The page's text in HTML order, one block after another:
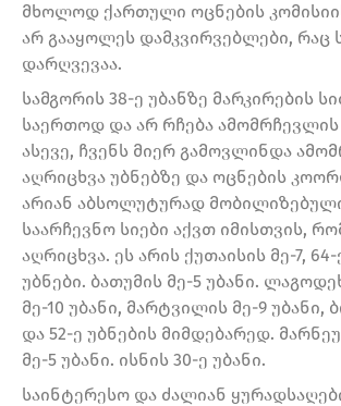
მხოლოდ ქართული ოცნების
არ გააყოლეს დამკვირვებლები, რაც
დარღვევაა.
სამგორის 38-ე უბანზე მარკირების
საერთოდ და არ რჩება ამომრჩევლის
ასევე, ჩვენს მიერ გამოვლინდა
აღრიცხვა უბნებზე და ოცნების
არიან აბსოლუტურად
საარჩევნო სიები აქვთ იმისთვის,
აღრიცხვა. ეს არის ქუთაისის მე-7, 64-
უბნები. ბათუმის მე-5 უბანი.
მე-10 უბანი, მარტვილის მე-9 უბანი,
და 52-ე უბნების მიმდებარედ.
მე-5 უბანი. ისნის 30-ე უბანი.
საინტერესო და ძალიან